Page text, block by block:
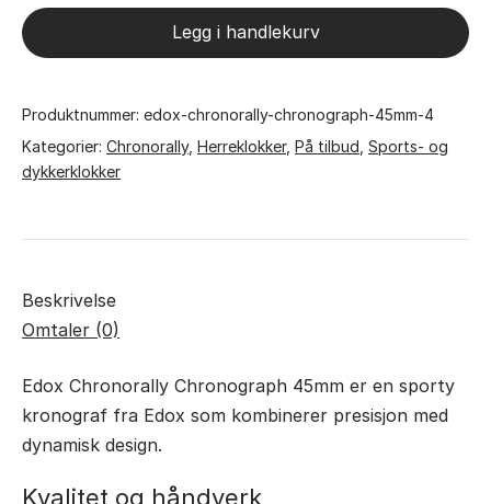
Chronograph
45mm
Legg i handlekurv
Produktnummer: edox-chronorally-chronograph-45mm-4
Kategorier: Chronorally, Herreklokker, På tilbud Sports- og
dykkerklokker
Beskrivelse
Omtaler (0)
Edox Chronorally Chronograph 45mm er en sporty
kronograf fra Edox som kombinerer presisjon med
dynamisk design.
Kvalitet og håndverk